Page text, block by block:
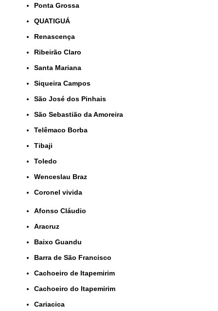
Ponta Grossa
QUATIGUÁ
Renascença
Ribeirão Claro
Santa Mariana
Siqueira Campos
São José dos Pinhais
São Sebastião da Amoreira
Telêmaco Borba
Tibaji
Toledo
Wenceslau Braz
coronel vivida
Afonso Cláudio
Aracruz
Baixo Guandu
Barra de São Francisco
Cachoeiro de Itapemirim
Cachoeiro do Itapemirim
Cariacica